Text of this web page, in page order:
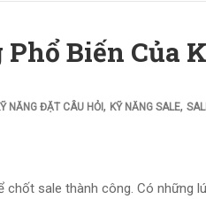
Biến Của
NĂNG ĐẶT CÂU HỎI , KỸ NĂNG SALE,
sale thành công. Có những